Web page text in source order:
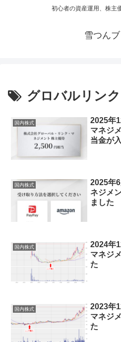
初心者の資産運用、株主
雪つん
グロバルリン
国内株式
2025年
マネジ
当金が
国内株式
2025年
ネジメ
ました
国内株式
2024年
マネジ
た
国内株式
2023年
マネジ
た